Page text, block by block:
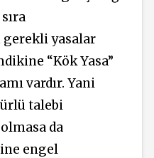
yasalar
“Kök Yasa”
vardır. Yani
talebi
da
engel